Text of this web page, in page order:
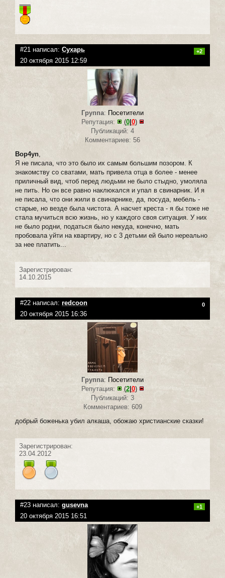
#21 написал: Сухарь +2
20 октября 2015 12:59
Группа: Посетители
Репутация:
(0| 0)
Публикаций: 4
Комментариев: 56
Bop4yn,
Я не писала, что это было их самым большим позором. К
знакомству со сватами, мать привела отца в более - менее
приличный вид, чтоб перед людьми не было стыдно, умоляла
не пить. Но он все равно наклюкался и упал в свинарник. И я
не писала, что они жили в свинарнике, да, посуда, мебель -
старые, но везде была чистота. А насчет креста - я бы тоже не
стала мучиться всю жизнь, но у каждого своя ситуация. У них
не было родни, податься было некуда, конечно, мать
пробовала уйти на квартиру, но с 3 детьми ей было нереально
за нее платить...
Зарегистрирован:
14.10.2015
#22 написал: redcoon 0
20 октября 2015 16:36
Группа: Посетители
Репутация:
(2| 0)
Публикаций: 3
Комментариев: 609
добрый боженька убил алкаша, обожаю христианские сказки!
Зарегистрирован:
23.04.2012
#23 написал: gusevna +1
20 октября 2015 16:51